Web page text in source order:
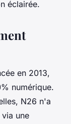
éclairée.
en 2013,
numérique.
N26 n'a
une